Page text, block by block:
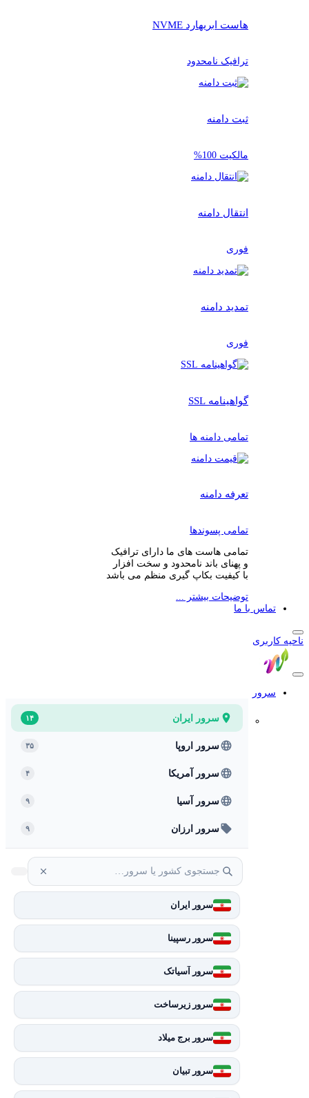
هاست ابریهارد NVME
ترافیک نامحدود
ثبت دامنه
مالکیت 100%
انتقال دامنه
فوری
تمدید دامنه
فوری
گواهینامه SSL
تمامی دامنه ها
تعرفه دامنه
تمامی پسوندها
تمامی هاست های ما دارای ترافیک
و پهنای باند نامحدود و سخت افزار
با کیفیت بکاپ گیری منظم می باشد
توضیحات بیشتر ...
تماس با ما
ناحیه کاربری
سرور
سرور ایران ۱۴
سرور اروپا ۳۵
سرور آمریکا ۴
سرور آسیا ۹
سرور ارزان ۹
سرور ایران
سرور رسپینا
سرور آسیاتک
سرور زیرساخت
سرور برج میلاد
سرور تبیان